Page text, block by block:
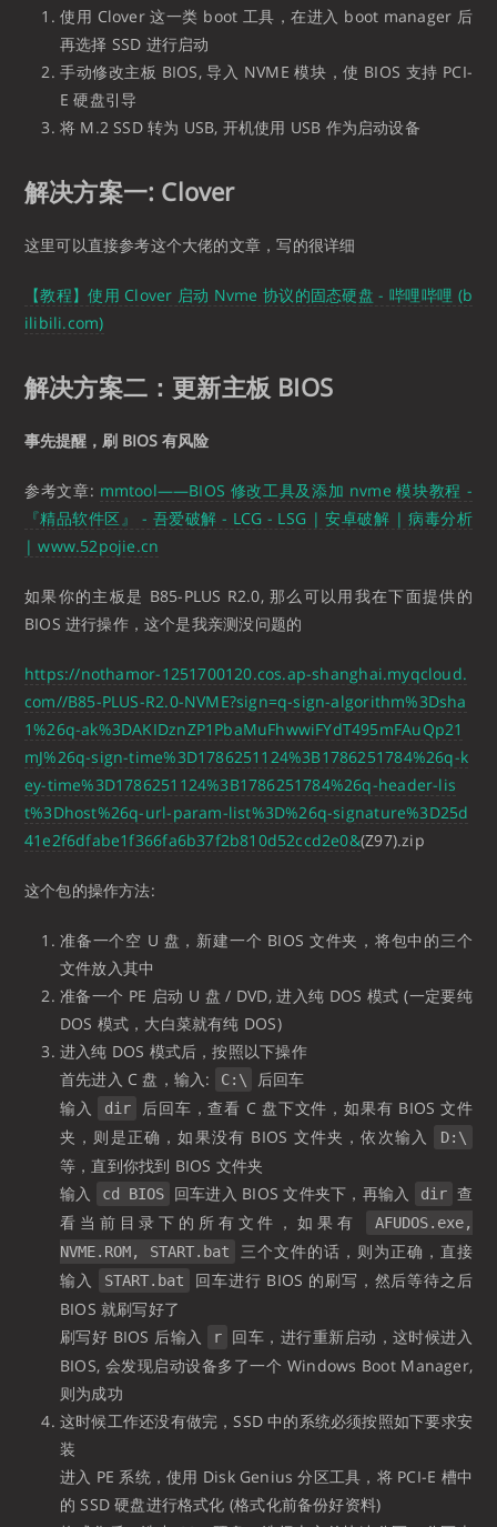
使用 Clover 这一类 boot 工具，在进入 boot manager 后
再选择 SSD 进行启动
手动修改主板 BIOS, 导入 NVME 模块，使 BIOS 支持 PCI-
E 硬盘引导
将 M.2 SSD 转为 USB, 开机使用 USB 作为启动设备
解决方案一: Clover
这里可以直接参考这个大佬的文章，写的很详细
【教程】使用 Clover 启动 Nvme 协议的固态硬盘 - 哔哩哔哩 (b
ilibili.com)
解决方案二：更新主板 BIOS
事先提醒，刷 BIOS 有风险
参考文章: mmtool——BIOS 修改工具及添加 nvme 模块教程 -
『精品软件区』 - 吾爱破解 - LCG - LSG | 安卓破解 | 病毒分析
| www.52pojie.cn
如果你的主板是 B85-PLUS R2.0, 那么可以用我在下面提供的
BIOS 进行操作，这个是我亲测没问题的
https://nothamor-1251700120.cos.ap-shanghai.myqcloud.
com//B85-PLUS-R2.0-NVME?sign=q-sign-algorithm%3Dsha
1%26q-ak%3DAKIDznZP1PbaMuFhwwiFYdT495mFAuQp21
mJ%26q-sign-time%3D1786251124%3B1786251784%26q-k
ey-time%3D1786251124%3B1786251784%26q-header-lis
t%3Dhost%26q-url-param-list%3D%26q-signature%3D25d
41e2f6dfabe1f366fa6b37f2b810d52ccd2e0&(Z97).zip
这个包的操作方法:
准备一个空 U 盘，新建一个 BIOS 文件夹，将包中的三个
文件放入其中
准备一个 PE 启动 U 盘 / DVD, 进入纯 DOS 模式 (一定要纯
DOS 模式，大白菜就有纯 DOS)
进入纯 DOS 模式后，按照以下操作
首先进入 C 盘，输入:
C:\
后回车
输入
dir
后回车，查看 C 盘下文件，如果有 BIOS 文件
夹，则是正确，如果没有 BIOS 文件夹，依次输入
D:\
等，直到你找到 BIOS 文件夹
输入
cd BIOS 回车进入 BIOS 文件夹下，再输入 dir 查
看当前目录下的所有文件，如果有
AFUDOS.exe,
NVME.ROM, START.bat
三个文件的话，则为正确，直接
输入
START.bat
回车进行 BIOS 的刷写，然后等待之后
BIOS 就刷写好了
刷写好 BIOS 后输入
r
回车，进行重新启动，这时候进入
BIOS, 会发现启动设备多了一个 Windows Boot Manager,
则为成功
这时候工作还没有做完，SSD 中的系统必须按照如下要求安
装
进入 PE 系统，使用 Disk Genius 分区工具，将 PCI-E 槽中
的 SSD 硬盘进行格式化 (格式化前备份好资料)